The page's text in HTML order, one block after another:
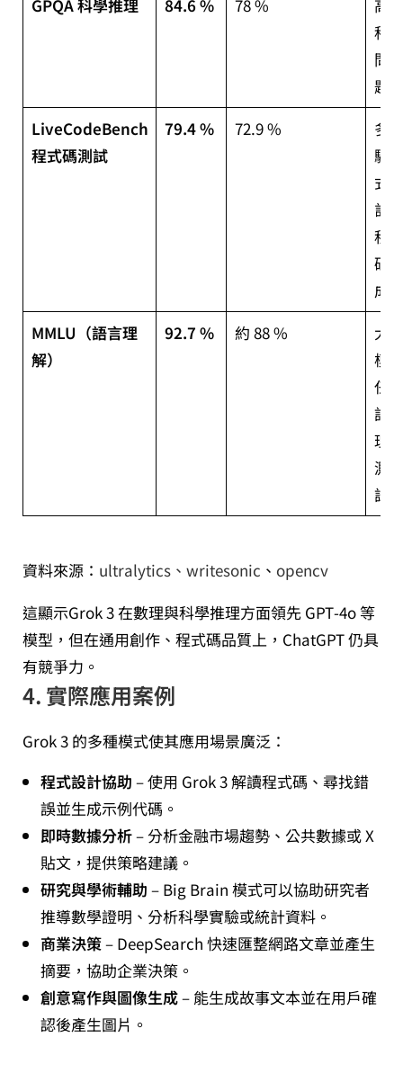
GPQA 科學推理 84.6 % 78 %
高
科
問
題
LiveCodeBench
程式碼測試
79.4 % 72.9 %
多
驟
式
計
程
碼
成
MMLU（語言理
解）
92.7 % 約 88 %
大
模
任
語
理
測
試
資料來源： ultralytics 、writesonic 、 opencv
這顯示Grok 3 在數理與科學推理方面領先 GPT‑4o 等
模型，但在通用創作、程式碼品質上，ChatGPT 仍具
有競爭力。
4. 實際應用案例
Grok 3 的多種模式使其應用場景廣泛：
程式設計協助 – 使用 Grok 3 解讀程式碼、尋找錯
誤並生成示例代碼。
即時數據分析– 分析金融市場趨勢、公共數據或 X
貼文，提供策略建議。
研究與學術輔助 – Big Brain 模式可以協助研究者
推導數學證明、分析科學實驗或統計資料。
商業決策– DeepSearch 快速匯整網路文章並產生
摘要，協助企業決策。
創意寫作與圖像生成– 能生成故事文本並在用戶確
認後產生圖片。